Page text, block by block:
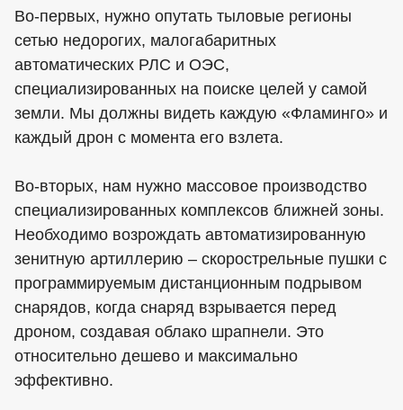
Во-первых, нужно опутать тыловые регионы
сетью недорогих, малогабаритных
автоматических РЛС и ОЭС,
специализированных на поиске целей у самой
земли. Мы должны видеть каждую «Фламинго» и
каждый дрон с момента его взлета.
Во-вторых, нам нужно массовое производство
специализированных комплексов ближней зоны.
Необходимо возрождать автоматизированную
зенитную артиллерию – скорострельные пушки с
программируемым дистанционным подрывом
снарядов, когда снаряд взрывается перед
дроном, создавая облако шрапнели. Это
относительно дешево и максимально
эффективно.